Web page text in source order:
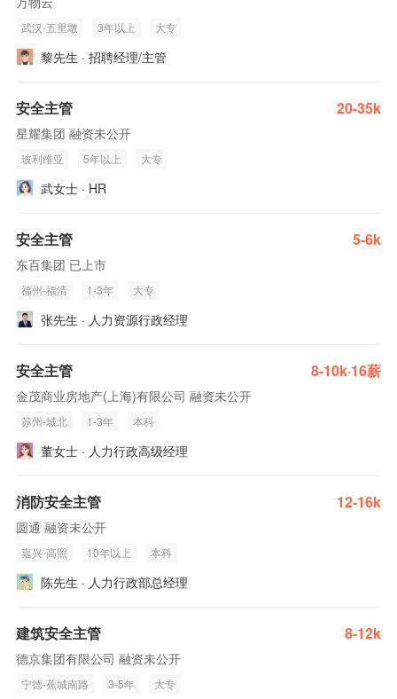
武汉-五里墩 3年以上 大专
黎先生 · 招聘经理/主管
安全主管 20-35k
星耀集团 融资未公开
玻利维亚 5年以上 大专
武女士 · HR
安全主管 5-6k
东百集团 已上市
福州-福清 1-3年 大专
张先生 · 人力资源行政经理
安全主管 8-10k·16薪
金茂商业房地产(上海)有限公司 融资未公开
苏州-城北 1-3年 本科
董女士 · 人力行政高级经理
消防安全主管 12-16k
圆通 融资未公开
嘉兴-高照 10年以上 本科
陈先生 · 人力行政部总经理
建筑安全主管 8-12k
德京集团有限公司 融资未公开
宁德-蕉城南路 3-5年 大专